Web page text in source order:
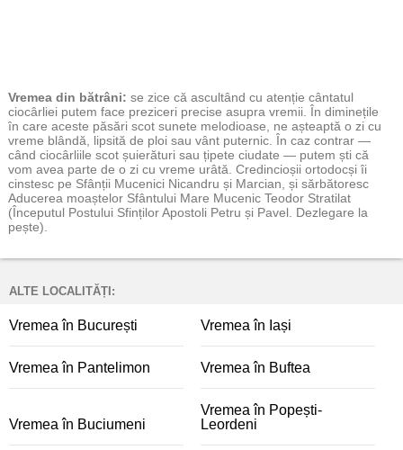
Vremea din bătrâni: se zice că ascultând cu atenție cântatul
ciocârliei putem face preziceri precise asupra vremii. În diminețile
în care aceste păsări scot sunete melodioase, ne așteaptă o zi cu
vreme blândă, lipsită de ploi sau vânt puternic. În caz contrar —
când ciocârliile scot șuierături sau țipete ciudate — putem ști că
vom avea parte de o zi cu vreme urâtă. Credincioșii ortodocși îi
cinstesc pe Sfânții Mucenici Nicandru și Marcian, și sărbătoresc
Aducerea moaștelor Sfântului Mare Mucenic Teodor Stratilat
(Începutul Postului Sfinților Apostoli Petru și Pavel. Dezlegare la
pește).
ALTE LOCALITĂȚI:
Vremea în București Vremea în Iași
Vremea în Pantelimon Vremea în Buftea
Vremea în Buciumeni
Vremea în Popești-
Leordeni